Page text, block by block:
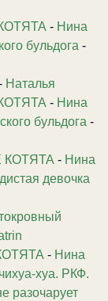
- Нина
бульдога -
Наталья
- Нина
бульдога -
КОТЯТА - Нина
девочка
- Нина
хуа. РКФ.
разочарует